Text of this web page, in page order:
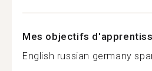
Mes objectifs
English russian germany